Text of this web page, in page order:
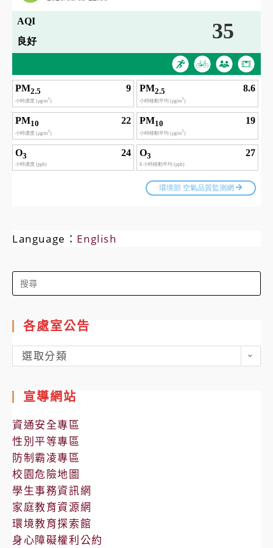
Language： English
Search
for:
各處室公告
各
處
公
告
選取分類
宣導網站
資通安全專區
性別平等專區
防制霸凌專區
校園危險地圖
學生事務資訊網
家庭教育資源網
環境教育探索館
身心障礙權利公約